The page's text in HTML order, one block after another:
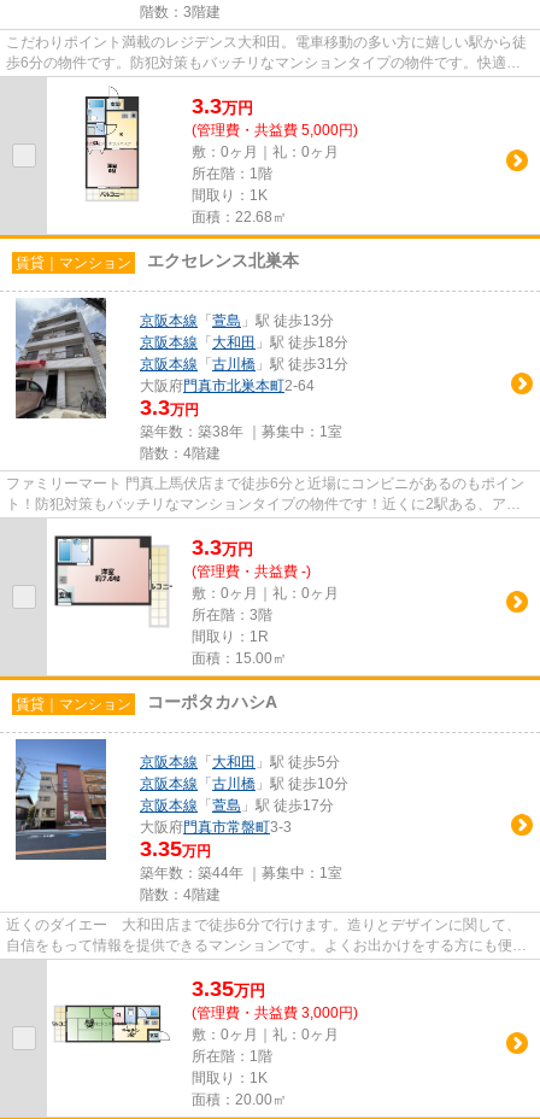
階数：3階建
こだわりポイント満載のレジデンス大和田。電車移動の多い方に嬉しい駅から徒
歩6分の物件です。防犯対策もバッチリなマンションタイプの物件です。快適さ
を求めるなら、ゴミ捨てが楽な...
3.3万円
(管理費・共益費 5,000円)
敷：0ヶ月｜礼：0ヶ月
所在階：1階
間取り：1K
面積：22.68㎡
賃貸｜マンション エクセレンス北巣本
京阪本線 「 萱島 」駅 徒歩13分
京阪本線 「 大和田 」駅 徒歩18分
京阪本線 「 古川橋 」駅 徒歩31分
大阪府門真市北巣本町2-64
3.3万円
築年数：築38年 ｜募集中： 1室
階数：4階建
ファミリーマート 門真上馬伏店まで徒歩6分と近場にコンビニがあるのもポイン
ト！防犯対策もバッチリなマンションタイプの物件です！近くに2駅ある、アク
3.3万円
(管理費・共益費 -)
敷：0ヶ月｜礼：0ヶ月
所在階：3階
間取り：1R
面積：15.00㎡
賃貸｜マンション コーポタカハシA
京阪本線 「 大和田 」駅 徒歩5分
京阪本線 「 古川橋 」駅 徒歩10分
京阪本線 「 萱島 」駅 徒歩17分
大阪府門真市常盤町3-3
3.35万円
築年数：築44年 ｜募集中： 1室
階数：4階建
近くのダイエー 大和田店まで徒歩6分で行けます。造りとデザインに関して、
自信をもって情報を提供できるマンションです。よくお出かけをする方にも便利
3.35万円
(管理費・共益費 3,000円)
敷：0ヶ月｜礼：0ヶ月
所在階：1階
間取り：1K
面積：20.00㎡